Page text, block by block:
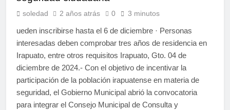
soledad 2 años atrás 0 3 minutos
ueden inscribirse hasta el 6 de diciembre · Personas
interesadas deben comprobar tres años de residencia en
Irapuato, entre otros requisitos Irapuato, Gto. 04 de
diciembre de 2024.- Con el objetivo de incentivar la
participación de la población irapuatense en materia de
seguridad, el Gobierno Municipal abrió la convocatoria
para integrar el Consejo Municipal de Consulta y